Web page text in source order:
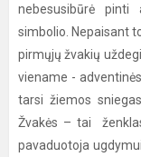
nebesusibūrė
simbolio. Nepaisant
pirmųjų žvakių
viename -
tarsi žiemos
Žvakės – tai
pavaduotoja